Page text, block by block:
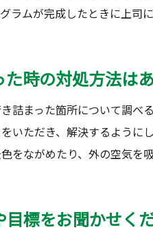
ラムが完成したときに上司
た時の対処方法は
詰まった箇所について調べ
いただき、解決するように
をながめたり、外の空気を
標をお聞かせくだ